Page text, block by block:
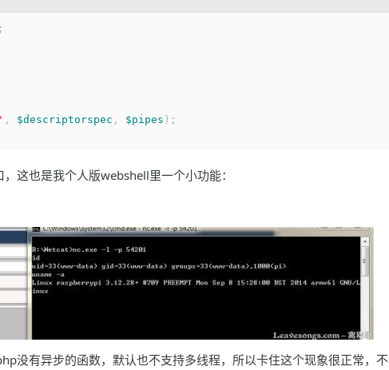
, $descriptorspec , $pipes );
这也是我个人版webshell里一个小功能：
没有异步的函数，默认也不支持多线程，所以卡住这个现象很正常，